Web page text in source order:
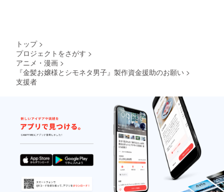
トップ >
プロジェクトをさがす >
アニメ・漫画 >
『金髪お嬢様とシモネタ男子』製作資金援助のお願い >
支援者